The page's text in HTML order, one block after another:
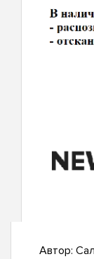
Автор: